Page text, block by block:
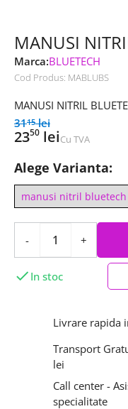
MANUSI
Marca:BLUETECH
Cod Produs: MABLUBS
MANUSI NITRIL
3115lei
2350 leiCu TVA
Alege Varianta:
- +
 In stoc
Livrare rapida
Transport
lei
Call center -
specialitate